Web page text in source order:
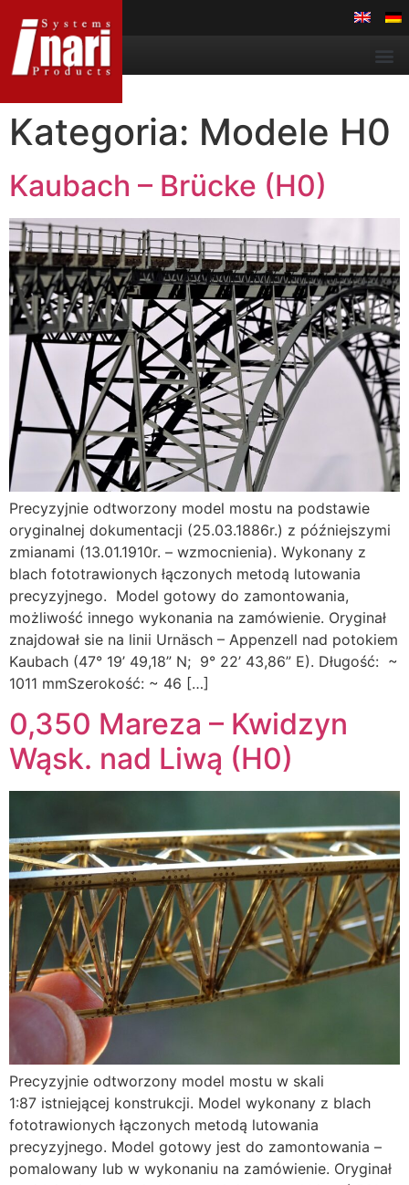
Kategoria: Modele H0
Kaubach – Brücke (H0)
Precyzyjnie odtworzony model mostu na podstawie
oryginalnej dokumentacji (25.03.1886r.) z późniejszymi
zmianami (13.01.1910r. – wzmocnienia). Wykonany z
blach fototrawionych łączonych metodą lutowania
precyzyjnego. Model gotowy do zamontowania,
możliwość innego wykonania na zamówienie. Oryginał
znajdował sie na linii Urnäsch – Appenzell nad potokiem
Kaubach (47° 19’ 49,18” N; 9° 22’ 43,86” E). Długość: ~
1011 mmSzerokość: ~ 46 […]
0,350 Mareza – Kwidzyn
Wąsk. nad Liwą (H0)
Precyzyjnie odtworzony model mostu w skali
1:87 istniejącej konstrukcji. Model wykonany z blach
fototrawionych łączonych metodą lutowania
precyzyjnego. Model gotowy jest do zamontowania –
pomalowany lub w wykonaniu na zamówienie. Oryginał